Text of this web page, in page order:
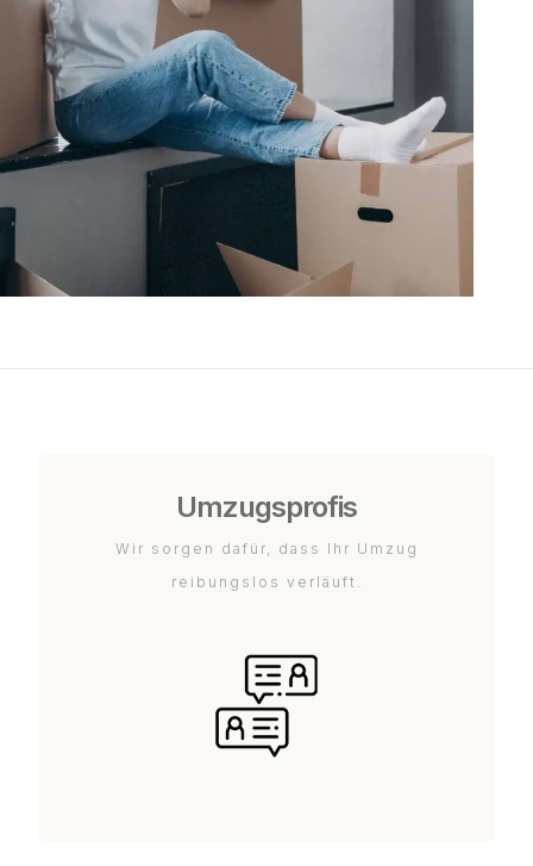
Umzugsprofis
Wir sorgen dafür, dass Ihr Umzug
reibungslos verläuft.